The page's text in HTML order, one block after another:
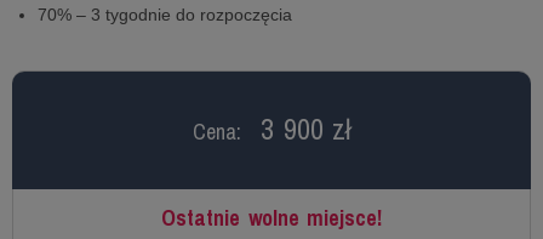
70% – 3 tygodnie do rozpoczęcia
Cena: 3 900 zł
Ostatnie wolne miejsce!